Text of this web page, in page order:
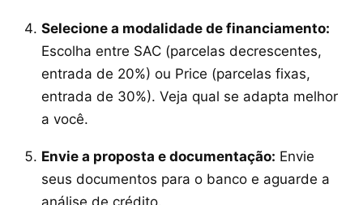
Selecione a modalidade de financiamento:
Escolha entre SAC (parcelas decrescentes,
entrada de 20%) ou Price (parcelas fixas,
entrada de 30%). Veja qual se adapta melhor
a você.
Envie a proposta e documentação: Envie
seus documentos para o banco e aguarde a
análise de crédito.